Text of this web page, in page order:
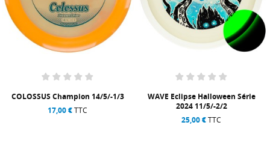
Champion 14/5/-1/3
TTC
WAVE Eclipse Halloween Série
2024 11/5/-2/2
TTC